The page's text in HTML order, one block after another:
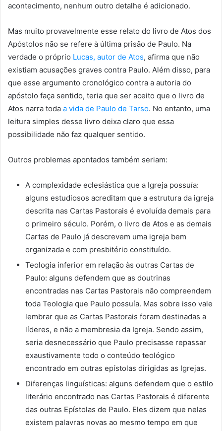
acontecimento, nenhum outro detalhe é adicionado.
Mas muito provavelmente esse relato do livro de Atos dos
Apóstolos não se refere à última prisão de Paulo. Na
verdade o próprio Lucas, autor de Atos, afirma que não
existiam acusações graves contra Paulo. Além disso, para
que esse argumento cronológico contra a autoria do
apóstolo faça sentido, teria que ser aceito que o livro de
Atos narra toda a vida de Paulo de Tarso. No entanto, uma
leitura simples desse livro deixa claro que essa
possibilidade não faz qualquer sentido.
Outros problemas apontados também seriam:
A complexidade eclesiástica que a Igreja possuía:
alguns estudiosos acreditam que a estrutura da igreja
descrita nas Cartas Pastorais é evoluída demais para
o primeiro século. Porém, o livro de Atos e as demais
Cartas de Paulo já descrevem uma igreja bem
organizada e com presbitério constituído.
Teologia inferior em relação às outras Cartas de
Paulo: alguns defendem que as doutrinas
encontradas nas Cartas Pastorais não compreendem
toda Teologia que Paulo possuía. Mas sobre isso vale
lembrar que as Cartas Pastorais foram destinadas a
líderes, e não a membresia da Igreja. Sendo assim,
seria desnecessário que Paulo precisasse repassar
exaustivamente todo o conteúdo teológico
encontrado em outras epístolas dirigidas as Igrejas.
Diferenças linguísticas: alguns defendem que o estilo
literário encontrado nas Cartas Pastorais é diferente
das outras Epístolas de Paulo. Eles dizem que nelas
existem palavras novas ao mesmo tempo em que